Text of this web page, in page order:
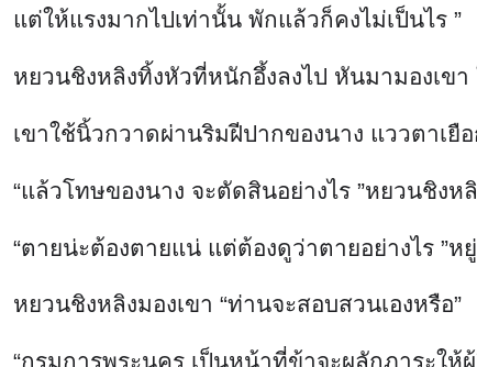
แต่ให้แรงมากไปเท่านั้น พักแล้วก็คงไม่เป็นไร ”
หยวนชิงหลิงทิ้งหัวที่หนักอึ้งลงไป หันมามองเข
เขาใช้นิ้วกวาดผ่านริมฝีปากของนาง แววตาเ
“แล้วโทษของนาง จะตัดสินอย่างไร ”หยวนชิงห
“ตายน่ะต้องตายแน่ แต่ต้องดูว่าตายอย่างไร ”
หยวนชิงหลิงมองเขา “ท่านจะสอบสวนเองหรือ”
“กรมการพระนคร เป็นหน้าที่ข้าจะผลักภาระให้